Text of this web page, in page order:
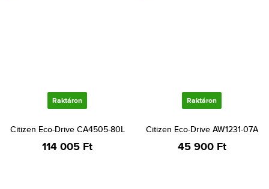
Raktáron
Citizen Eco-Drive CA4505-80L
114 005 Ft
Raktáron
Citizen Eco-Drive AW1231-07A
45 900 Ft